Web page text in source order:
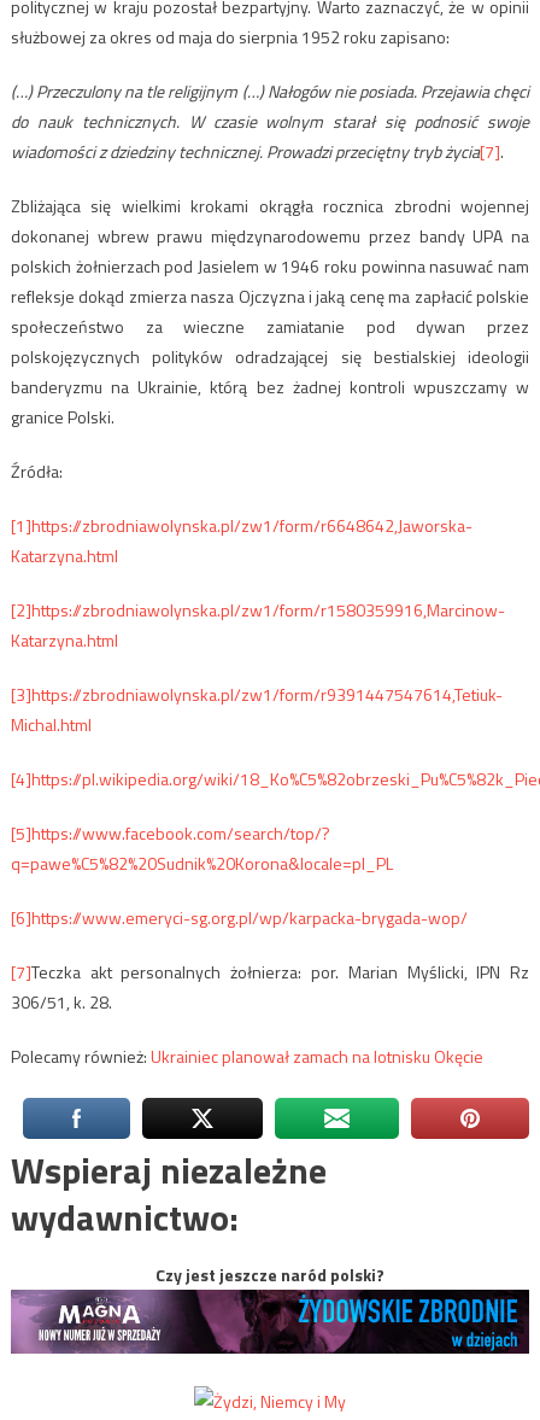
politycznej w kraju pozostał bezpartyjny. Warto zaznaczyć, że w opinii
służbowej za okres od maja do sierpnia 1952 roku zapisano:
(…) Przeczulony na tle religijnym (…) Nałogów nie posiada. Przejawia chęci
do nauk technicznych. W czasie wolnym starał się podnosić swoje
wiadomości z dziedziny technicznej. Prowadzi przeciętny tryb życia[7].
Zbliżająca się wielkimi krokami okrągła rocznica zbrodni wojennej
dokonanej wbrew prawu międzynarodowemu przez bandy UPA na
polskich żołnierzach pod Jasielem w 1946 roku powinna nasuwać nam
refleksje dokąd zmierza nasza Ojczyzna i jaką cenę ma zapłacić polskie
społeczeństwo za wieczne zamiatanie pod dywan przez
polskojęzycznych polityków odradzającej się bestialskiej ideologii
banderyzmu na Ukrainie, którą bez żadnej kontroli wpuszczamy w
granice Polski.
Źródła:
[1]https://zbrodniawolynska.pl/zw1/form/r6648642,Jaworska-
Katarzyna.html
[2]https://zbrodniawolynska.pl/zw1/form/r1580359916,Marcinow-
Katarzyna.html
[3]https://zbrodniawolynska.pl/zw1/form/r9391447547614,Tetiuk-
Michal.html
[4]https://pl.wikipedia.org/wiki/
[5]https://www.facebook.com/search/top/?
q=pawe%C5%82%20Sudnik%20Korona&locale=pl_PL
[6]https://www.emeryci-sg.org.pl/wp/karpacka-brygada-wop/
[7]Teczka akt personalnych żołnierza: por. Marian Myślicki, IPN Rz
306/51, k. 28.
Polecamy również:Ukrainiec planował zamach na lotnisku Okęcie
Wspieraj niezależne
wydawnictwo:
Czy jest jeszcze naród polski?